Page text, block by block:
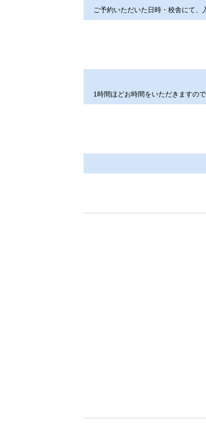
他の模試やオープンテストの
ご予約いただいた日時・校舎にて、
ご希望の方は、入塾のお手続き
1時間ほどお時間をいただきますの